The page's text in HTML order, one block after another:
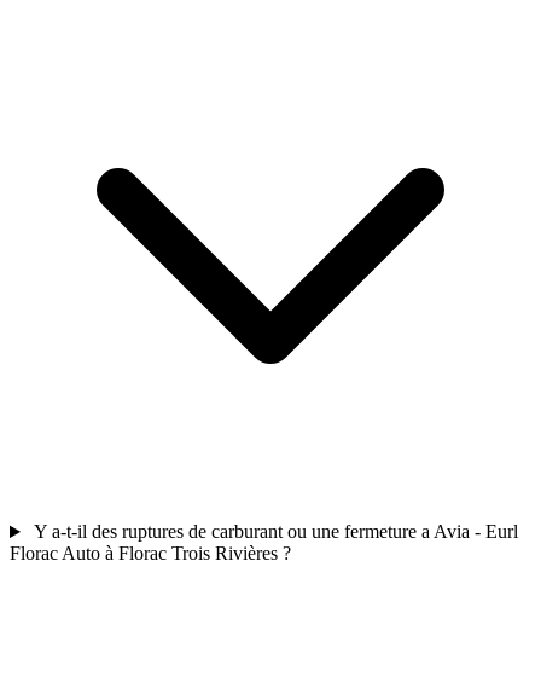
Y a-t-il des ruptures de carburant ou une fermeture a Avia - Eurl
Florac Auto à Florac Trois Rivières ?